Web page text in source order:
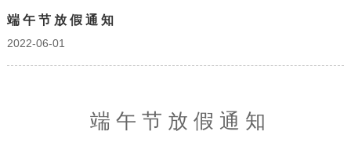
端 午 节 放 假 通 知
2022-06-01
端 午 节 放 假 通 知